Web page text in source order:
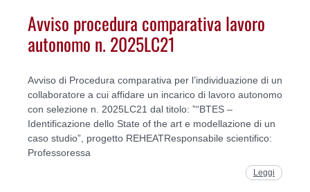
Avviso procedura comparativa lavoro
autonomo n. 2025LC21
Avviso di Procedura comparativa per l’individuazione di un
collaboratore a cui affidare un incarico di lavoro autonomo
con selezione n. 2025LC21 dal titolo: ”“BTES –
Identificazione dello State of the art e modellazione di un
caso studio”, progetto REHEATResponsabile scientifico:
Professoressa
Leggi